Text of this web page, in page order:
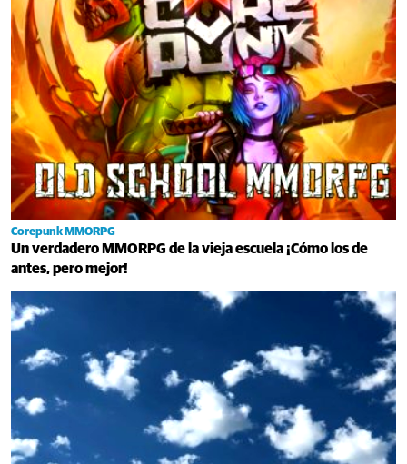
Corepunk MMORPG
Un verdadero MMORPG de la vieja escuela ¡Cómo los de
antes, pero mejor!